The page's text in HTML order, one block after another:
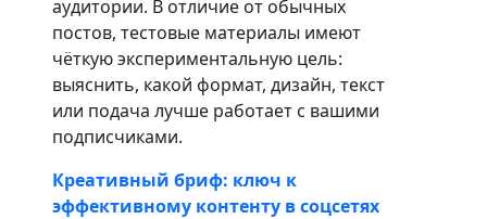
аудитории. В отличие от обычных
постов, тестовые материалы имеют
чёткую экспериментальную цель:
выяснить, какой формат, дизайн, текст
или подача лучше работает с вашими
подписчиками.
Креативный бриф: ключ к
эффективному контенту в соцсетях